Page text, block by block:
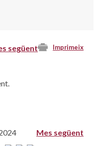
Imprimeix
següent
Mes següent